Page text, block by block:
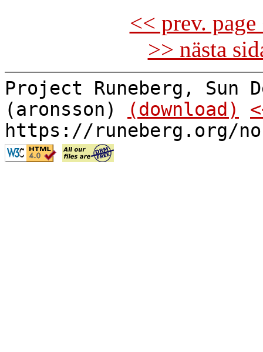
<< prev.
>> nästa
Project Runeberg, Sun
(aronsson)
(download)
https://runeberg.org/